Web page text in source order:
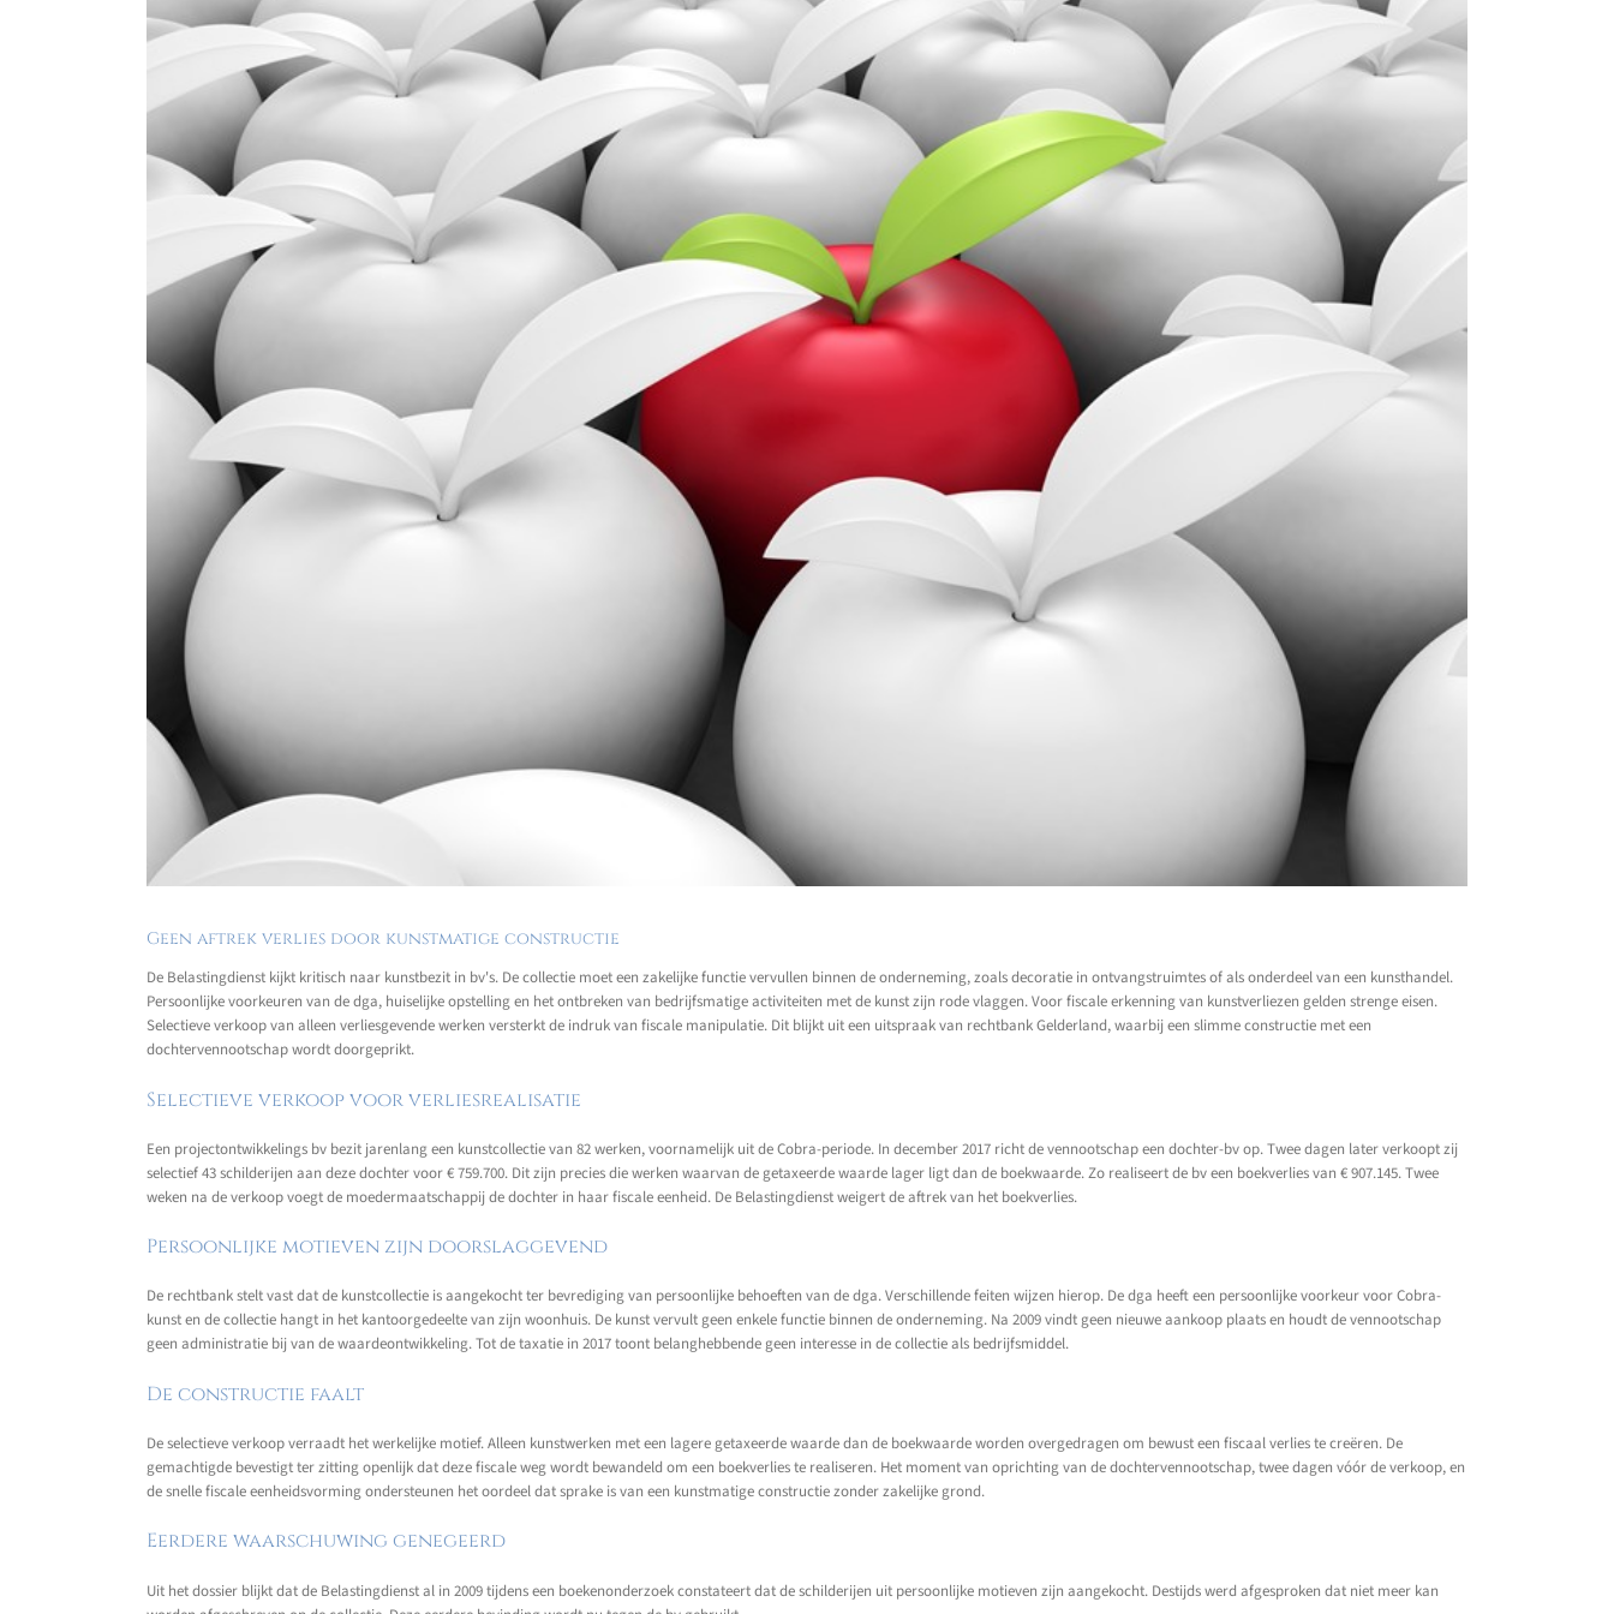
Geen aftrek verlies door kunstmatige constructie
De Belastingdienst kijkt kritisch naar kunstbezit in bv's. De collectie moet een zakelijke functie vervullen binnen de onderneming, zoals decoratie in ontvangstruimtes of als onderdeel van een kunsthandel.
Persoonlijke voorkeuren van de dga, huiselijke opstelling en het ontbreken van bedrijfsmatige activiteiten met de kunst zijn rode vlaggen. Voor fiscale erkenning van kunstverliezen gelden strenge eisen.
Selectieve verkoop van alleen verliesgevende werken versterkt de indruk van fiscale manipulatie. Dit blijkt uit een uitspraak van rechtbank Gelderland, waarbij een slimme constructie met een
dochtervennootschap wordt doorgeprikt.
Selectieve verkoop voor verliesrealisatie
Een projectontwikkelings bv bezit jarenlang een kunstcollectie van 82 werken, voornamelijk uit de Cobra-periode. In december 2017 richt de vennootschap een dochter-bv op. Twee dagen later verkoopt zij
selectief 43 schilderijen aan deze dochter voor € 759.700. Dit zijn precies die werken waarvan de getaxeerde waarde lager ligt dan de boekwaarde. Zo realiseert de bv een boekverlies van € 907.145. Twee
weken na de verkoop voegt de moedermaatschappij de dochter in haar fiscale eenheid. De Belastingdienst weigert de aftrek van het boekverlies.
Persoonlijke motieven zijn doorslaggevend
De rechtbank stelt vast dat de kunstcollectie is aangekocht ter bevrediging van persoonlijke behoeften van de dga. Verschillende feiten wijzen hierop. De dga heeft een persoonlijke voorkeur voor Cobra-
kunst en de collectie hangt in het kantoorgedeelte van zijn woonhuis. De kunst vervult geen enkele functie binnen de onderneming. Na 2009 vindt geen nieuwe aankoop plaats en houdt de vennootschap
geen administratie bij van de waardeontwikkeling. Tot de taxatie in 2017 toont belanghebbende geen interesse in de collectie als bedrijfsmiddel.
De constructie faalt
De selectieve verkoop verraadt het werkelijke motief. Alleen kunstwerken met een lagere getaxeerde waarde dan de boekwaarde worden overgedragen om bewust een fiscaal verlies te creëren. De
gemachtigde bevestigt ter zitting openlijk dat deze fiscale weg wordt bewandeld om een boekverlies te realiseren. Het moment van oprichting van de dochtervennootschap, twee dagen vóór de verkoop, en
de snelle fiscale eenheidsvorming ondersteunen het oordeel dat sprake is van een kunstmatige constructie zonder zakelijke grond.
Eerdere waarschuwing genegeerd
Uit het dossier blijkt dat de Belastingdienst al in 2009 tijdens een boekenonderzoek constateert dat de schilderijen uit persoonlijke motieven zijn aangekocht. Destijds werd afgesproken dat niet meer kan